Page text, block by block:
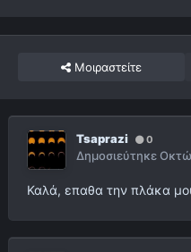
Μοιραστείτε
Tsaprazi 0
Δημοσιεύτηκε
Καλά, επαθα την πλάκα